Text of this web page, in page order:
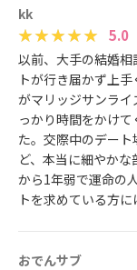
kk
5.0
以前、大手の結婚
トが行き届かず上
がマリッジサンライ
っかり時間をかけ
た。交際中のデー
ど、本当に細やか
から1年弱で運命の
トを求めている方に
おでんサブ